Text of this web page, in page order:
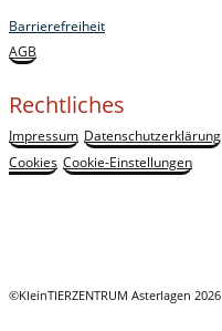
Barrierefreiheit
AGB
Rechtliches
Impressum Datenschutzerklärung
Cookies Cookie-Einstellungen
©KleinTIERZENTRUM Asterlagen 2026